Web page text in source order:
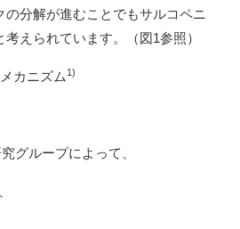
の分解が進むことでもサルコペニ
えられています。（図1参照）
カニズム 1)
グループによって、